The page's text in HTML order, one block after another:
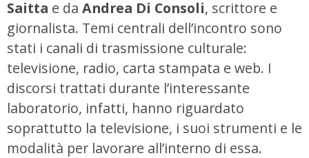
Saitta e da Andrea Di Consoli, scrittore e
giornalista. Temi centrali dell’incontro sono
stati i canali di trasmissione culturale:
televisione, radio, carta stampata e web. I
discorsi trattati durante l’interessante
laboratorio, infatti, hanno riguardato
soprattutto la televisione, i suoi strumenti e le
modalità per lavorare all’interno di essa.